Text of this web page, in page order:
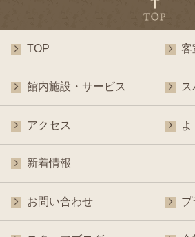
TOP 客
館内施設・サービス ス
アクセス
新着情報
お問い合わせ プ